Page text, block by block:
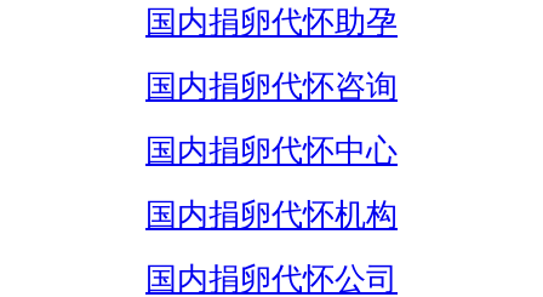
国内捐卵代怀助孕
国内捐卵代怀咨询
国内捐卵代怀中心
国内捐卵代怀机构
国内捐卵代怀公司